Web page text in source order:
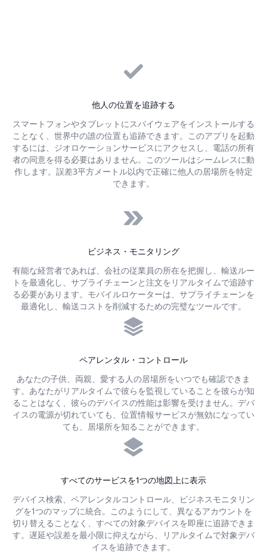
他人の位置を追跡する
スマートフォンやタブレットにスパイウェアをインストールする
ことなく、世界中の誰の位置も追跡できます。このアプリを起動
するには、ジオロケーションサービスにアクセスし、電話の所有
者の同意を得る必要はありません。このツールはシームレスに動
作します。誤差3平方メートル以内で正確に他人の居場所を特定
できます。
ビジネス・モニタリング
有能な経営者であれば、会社の従業員の所在を把握し、輸送ルー
トを最適化し、サプライチェーンと注文をリアルタイムで追跡す
る必要があります。モバイルロケーターは、サプライチェーンを
最適化し、輸送コストを削減するための完璧なツールです。
ペアレンタル・コントロール
あなたの子供、両親、愛する人の居場所をいつでも確認できま
す。あなたがリアルタイムで彼らを監視していることを彼らが知
ることはなく、彼らのデバイスの性能は影響を受けません。デバ
イスの電源が切れていても、位置情報サービスが無効になってい
ても、居場所を知ることができます。
すべてのサービスを1つの地図上に表示
デバイス検索、ペアレンタルコントロール、ビジネスモニタリン
グを1つのマップに統合。このようにして、異なるアカウントを
切り替えることなく、すべての対象デバイスを即座に追跡できま
す。遅延や誤差を最小限に抑えながら、リアルタイムで対象デバ
イスを追跡できます。